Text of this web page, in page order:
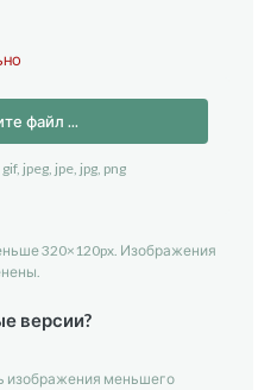
файл ...
jpeg, jpe, jpg, png
320×120px. Изображения
версии?
изображения меньшего